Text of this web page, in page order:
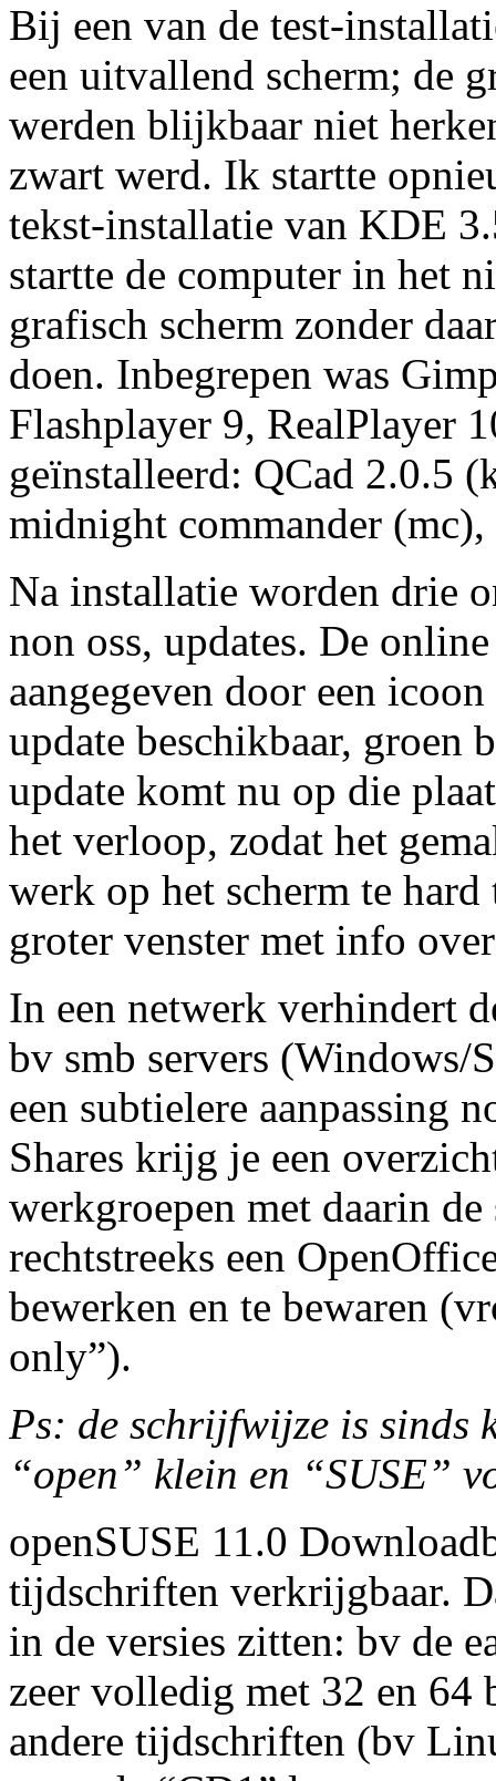
Bij een van de test-
een uitvallend scherm; de
werden blijkbaar niet
zwart werd. Ik startte
tekst-installatie van KDE
startte de computer in het
grafisch scherm zonder
doen. Inbegrepen was
Flashplayer 9, RealPlayer
geïnstalleerd: QCad 2.0.5
midnight commander (mc),
Na installatie worden drie
non oss, updates. De
aangegeven door een
update beschikbaar, groen
update komt nu op die
het verloop, zodat het
werk op het scherm te
groter venster met info
In een netwerk verhindert
bv smb servers (Windows/
een subtielere aanpassing
Shares krijg je een
werkgroepen met daarin
rechtstreeks een
bewerken en te bewaren
only”).
Ps: de schrijfwijze is sinds
“open” klein en “SUSE”
openSUSE 11.0
tijdschriften verkrijgbaar.
in de versies zitten: bv de
zeer volledig met 32 en
andere tijdschriften (bv